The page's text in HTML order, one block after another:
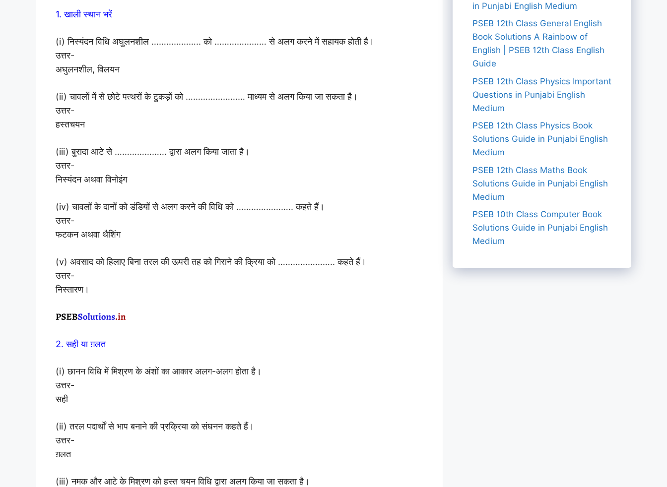
1. खाली स्थान भरें
(i) निस्यंदन विधि अघुलनशील ……………….. को ………………… से अलग करने में सहायक होती है।
उत्तर-
अघुलनशील, विलयन
(ii) चावलों में से छोटे पत्थरों के टुकड़ों को …………………… माध्यम से अलग किया जा सकता है।
उत्तर-
हस्तचयन
(iii) बुरादा आटे से ………………… द्वारा अलग किया जाता है।
उत्तर-
निस्यंदन अथवा विनोइंग
(iv) चावलों के दानों को डंडियों से अलग करने की विधि को ………………….. कहते हैं।
उत्तर-
फटकन अथवा थैशिंग
(v) अवसाद को हिलाए बिना तरल की ऊपरी तह को गिराने की क्रिया को ………………….. कहते हैं।
उत्तर-
निस्तारण।
2. सही या ग़लत
(i) छानन विधि में मिश्रण के अंशों का आकार अलग-अलग होता है।
उत्तर-
सही
(ii) तरल पदार्थों से भाप बनाने की प्रक्रिया को संघनन कहते हैं।
उत्तर-
ग़लत
(iii) नमक और आटे के मिश्रण को हस्त चयन विधि द्वारा अलग किया जा सकता है।
in Punjabi English Medium
PSEB 12th Class General English
Book Solutions A Rainbow of
English | PSEB 12th Class English
Guide
PSEB 12th Class Physics Important
Questions in Punjabi English
Medium
PSEB 12th Class Physics Book
Solutions Guide in Punjabi English
Medium
PSEB 12th Class Maths Book
Solutions Guide in Punjabi English
Medium
PSEB 10th Class Computer Book
Solutions Guide in Punjabi English
Medium